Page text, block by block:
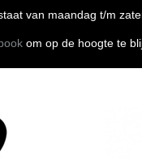
van maandag t/m
om op de hoogte te